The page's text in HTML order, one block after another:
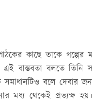
কাছে তাকে গল্পের
এই বাস্তবতা বলতে
বলে দেবার
মধ্য থেকেই প্রত্যক্ষ